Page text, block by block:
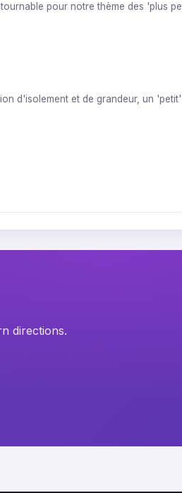
pour notre thème des 'plus
d'isolement et de grandeur, un
directions.